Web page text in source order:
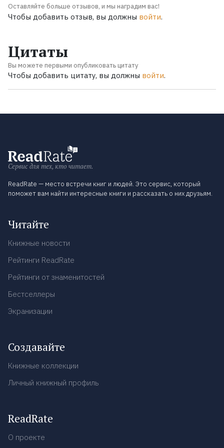
Оставляйте больше отзывов, и мы наградим вас!
Чтобы добавить отзыв, вы должны войти.
Цитаты
Вы можете первыми опубликовать цитату
Чтобы добавить цитату, вы должны войти.
Сервис для тех, кто читает.
ReadRate — место встречи книг и людей. Это сервис, который
поможет вам найти интересные книги и рассказать о них друзьям.
Читайте
Книжные новости
Рейтинги ReadRate
Рейтинги от знаменитостей
Бестселлеры
Экранизации
Создавайте
Книжные коллекции
Личный книжный профиль
ReadRate
О проекте